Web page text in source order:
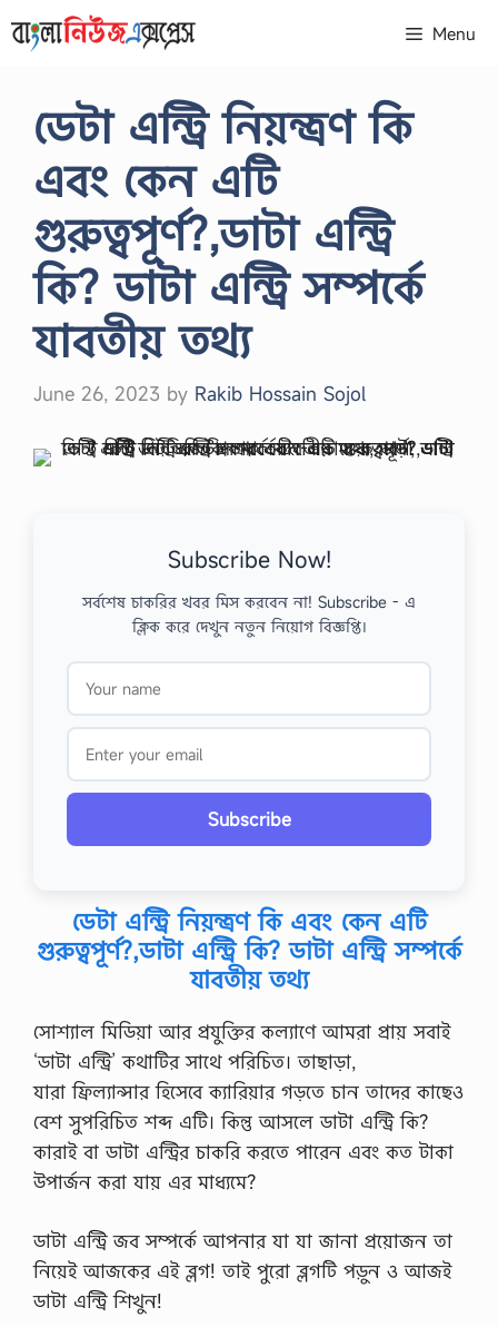
to
Menu
ডেটা এন্ট্রি নিয়ন্ত্রণ কি
এবং কেন এটি
গুরুত্বপূর্ণ?,ডাটা এন্ট্রি
কি? ডাটা এন্ট্রি সম্পর্কে
যাবতীয় তথ্য
June 26, 2023 by Rakib Hossain Sojol
Subscribe Now!
সর্বশেষ চাকরির খবর মিস করবেন না! Subscribe - এ
ক্লিক করে দেখুন নতুন নিয়োগ বিজ্ঞপ্তি।
Subscribe
ডেটা এন্ট্রি নিয়ন্ত্রণ কি এবং কেন এটি
গুরুত্বপূর্ণ?,ডাটা এন্ট্রি কি? ডাটা এন্ট্রি সম্পর্কে
যাবতীয় তথ্য
সোশ্যাল মিডিয়া আর প্রযুক্তির কল্যাণে আমরা প্রায় সবাই
‘ডাটা এন্ট্রি’ কথাটির সাথে পরিচিত। তাছাড়া,
যারা ফ্রিল্যান্সার হিসেবে ক্যারিয়ার গড়তে চান তাদের কাছেও
বেশ সুপরিচিত শব্দ এটি। কিন্তু আসলে ডাটা এন্ট্রি কি?
কারাই বা ডাটা এন্ট্রির চাকরি করতে পারেন এবং কত টাকা
উপার্জন করা যায় এর মাধ্যমে?
ডাটা এন্ট্রি জব সম্পর্কে আপনার যা যা জানা প্রয়োজন তা
নিয়েই আজকের এই ব্লগ! তাই পুরো ব্লগটি পড়ুন ও আজই
ডাটা এন্ট্রি শিখুন!